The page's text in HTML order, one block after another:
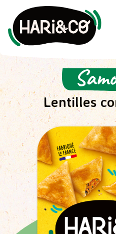
Aller
contenu
Lentilles